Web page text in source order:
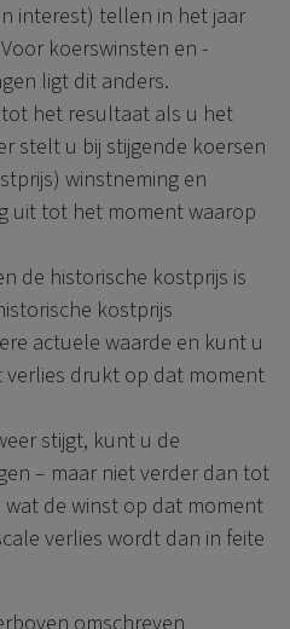
interest) tellen in het jaar
koerswinsten en -
ligt dit anders.
het resultaat als u het
stelt u bij stijgende koersen
winstneming en
uit tot het moment waarop
de historische kostprijs is
kostprijs
actuele waarde en kunt u
verlies drukt op dat moment
stijgt, kunt u de
– maar niet verder dan tot
de winst op dat moment
verlies wordt dan in feite